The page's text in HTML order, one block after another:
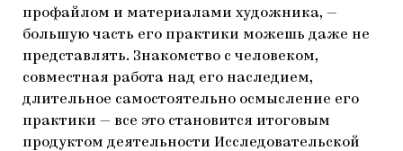
профайлом и материалами художника, —
большую часть его практики можешь даже не
представлять. Знакомство с человеком,
совместная работа над его наследием,
длительное самостоятельно осмысление его
практики — все это становится итоговым
продуктом деятельности Исследовательской